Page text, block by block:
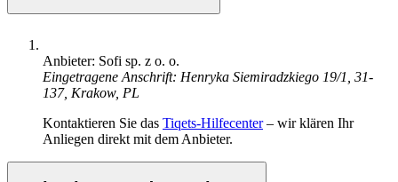
Anbieter: Sofi sp. z o. o.
Eingetragene Anschrift: Henryka Siemiradzkiego 19/1, 31-
137, Krakow, PL
Kontaktieren Sie das Tiqets-Hilfecenter– wir klären Ihr
Anliegen direkt mit dem Anbieter.